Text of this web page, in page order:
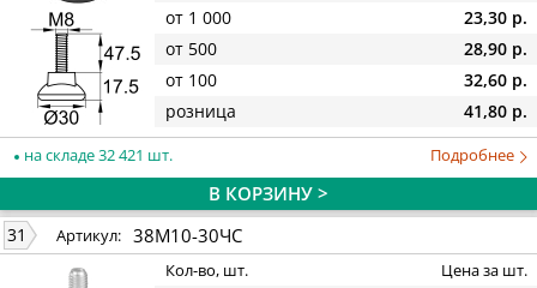
от 1 000
23,30 р.
от 500
28,90 р.
от 100
32,60 р.
розница
41,80 р.
на складе 32 421 шт. Подробнее
В КОРЗИНУ >
31 Артикул: 38М10-30ЧС
Кол-во, шт. Цена за шт.